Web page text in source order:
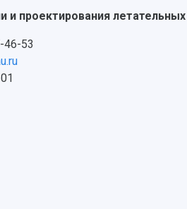
и проектирования
46-53